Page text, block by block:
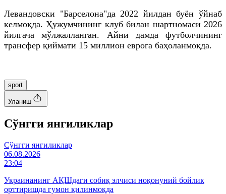
Левандовски "Барселона"да 2022 йилдан буён ўйнаб
келмоқда. Ҳужумчининг клуб билан шартномаси 2026
йилгача мўлжалланган. Айни дамда футболчининг
трансфер қиймати 15 миллион еврога баҳоланмоқда.
sport
Уланиш
Cўнгги янгиликлар
Cўнгги янгиликлар
06.08.2026
23:04
Украинанинг АҚШдаги собиқ элчиси ноқонуний бойлик
орттиришда гумон қилинмоқда